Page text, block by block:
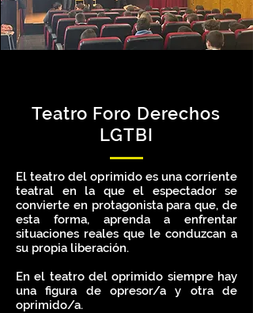
Teatro Foro Derechos
LGTBI
El teatro del oprimido es una corriente
teatral en la que el espectador se
convierte en protagonista para que, de
esta forma, aprenda a enfrentar
situaciones reales que le conduzcan a
su propia liberación.
En el teatro del oprimido siempre hay
una figura de opresor/a y otra de
oprimido/a.